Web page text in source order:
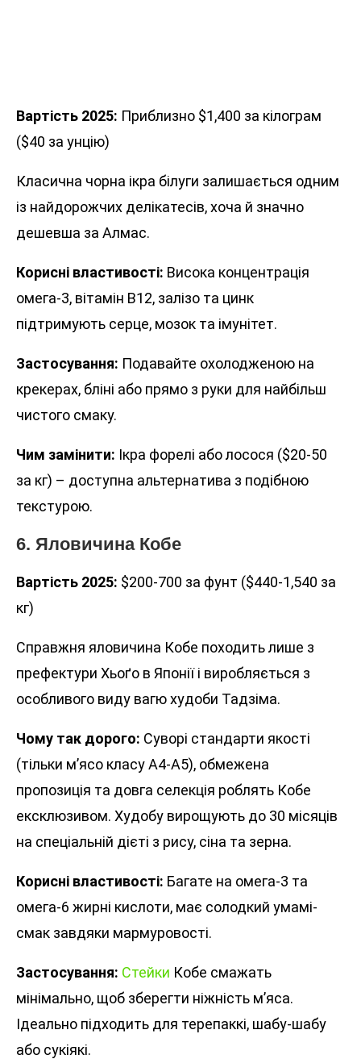
Вартість 2025: Приблизно $1,400 за кілограм
($40 за унцію)
Класична чорна ікра білуги залишається одним
із найдорожчих делікатесів, хоча й значно
дешевша за Алмас.
Корисні властивості: Висока концентрація
омега-3, вітамін B12, залізо та цинк
підтримують серце, мозок та імунітет.
Застосування: Подавайте охолодженою на
крекерах, бліні або прямо з руки для найбільш
чистого смаку.
Чим замінити: Ікра форелі або лосося ($20-50
за кг) – доступна альтернатива з подібною
текстурою.
6. Яловичина Кобе
Вартість 2025: $200-700 за фунт ($440-1,540 за
кг)
Справжня яловичина Кобе походить лише з
префектури Хьоґо в Японії і виробляється з
особливого виду вагю худоби Тадзіма.
Чому так дорого: Суворі стандарти якості
(тільки м’ясо класу А4-А5), обмежена
пропозиція та довга селекція роблять Кобе
ексклюзивом. Худобу вирощують до 30 місяців
на спеціальній дієті з рису, сіна та зерна.
Корисні властивості: Багате на омега-3 та
омега-6 жирні кислоти, має солодкий умамі-
смак завдяки мармуровості.
Застосування: Стейки Кобе смажать
мінімально, щоб зберегти ніжність м’яса.
Ідеально підходить для терепаккі, шабу-шабу
або сукіякі.